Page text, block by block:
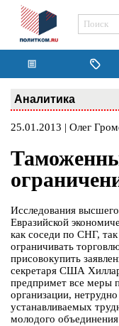
Аналитика
25.01.2013 | Олег
Исследования
Евразийской
как соседи по СНГ,
ограничивать
присовокупить
секретаря США
предпримет все меры
организации,
устанавливаемых
молодого